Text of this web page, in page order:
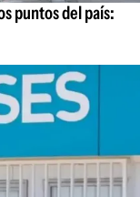
puntos del país: